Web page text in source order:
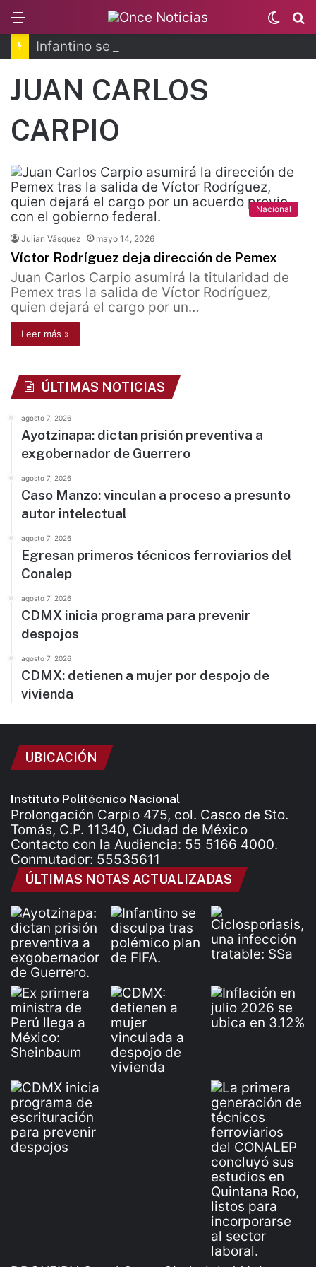
Switch
skin
JUAN CARLOS
CARPIO
Nacional
Julian Vásquez mayo 14, 2026
Víctor Rodríguez deja dirección de Pemex
Juan Carlos Carpio asumirá la titularidad de
Pemex tras la salida de Víctor Rodríguez,
quien dejará el cargo por un…
Leer más »
ÚLTIMAS NOTICIAS
agosto 7, 2026
Ayotzinapa: dictan prisión preventiva a
exgobernador de Guerrero
agosto 7, 2026
Caso Manzo: vinculan a proceso a presunto
autor intelectual
agosto 7, 2026
Egresan primeros técnicos ferroviarios del
Conalep
agosto 7, 2026
CDMX inicia programa para prevenir
despojos
agosto 7, 2026
CDMX: detienen a mujer por despojo de
vivienda
UBICACIÓN
Instituto Politécnico Nacional
Prolongación Carpio 475, col. Casco de Sto.
Tomás, C.P. 11340, Ciudad de México
Contacto con la Audiencia: 55 5166 4000.
Conmutador: 55535611
ÚLTIMAS NOTAS ACTUALIZADAS